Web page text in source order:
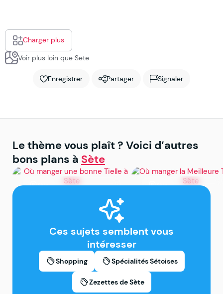
Charger plus
Voir plus loin que Sete
Enregistrer Partager Signaler
Le thème vous plaît ? Voici d’autres
bons plans à Sète
Sète
Où manger une bonne
Sète
Où manger la
Ces sujets semblent vous
intéresser
Shopping Spécialités Sétoises
Zezettes de Sète